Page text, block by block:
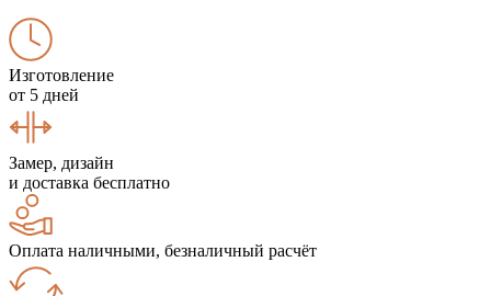
Изготовление
от 5 дней
Замер, дизайн
и доставка бесплатно
Оплата наличными, безналичный расчёт